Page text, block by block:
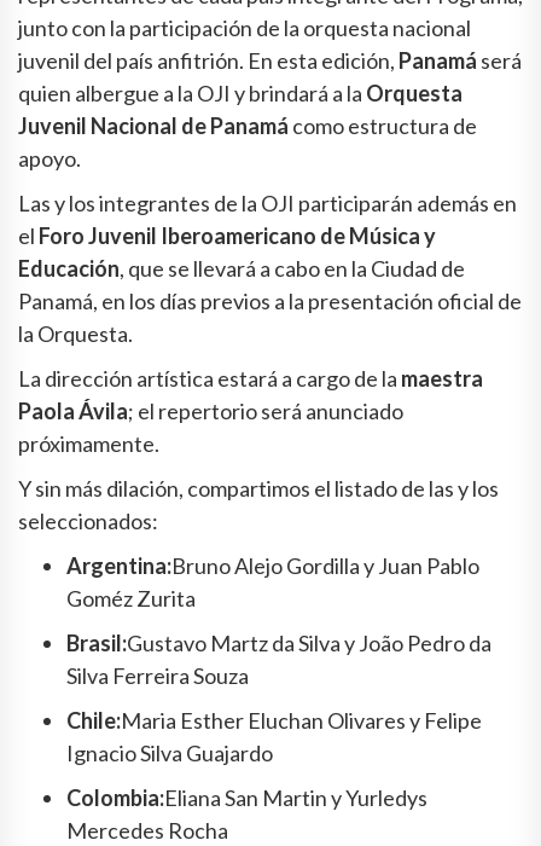
junto con la participación de la orquesta nacional
juvenil del país anfitrión. En esta edición, Panamá será
quien albergue a la OJI y brindará a la Orquesta
Juvenil Nacional de Panamá como estructura de
apoyo.
Las y los integrantes de la OJI participarán además en
el Foro Juvenil Iberoamericano de Música y
Educación, que se llevará a cabo en la Ciudad de
Panamá, en los días previos a la presentación oficial de
la Orquesta.
La dirección artística estará a cargo de la maestra
Paola Ávila; el repertorio será anunciado
próximamente.
Y sin más dilación, compartimos el listado de las y los
seleccionados:
Argentina:Bruno Alejo Gordilla y Juan Pablo
Goméz Zurita
Brasil:Gustavo Martz da Silva y João Pedro da
Silva Ferreira Souza
Chile:Maria Esther Eluchan Olivares y Felipe
Ignacio Silva Guajardo
Colombia:Eliana San Martin y Yurledys
Mercedes Rocha